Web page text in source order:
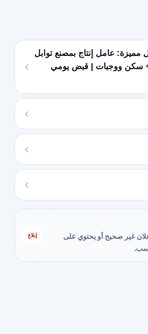
عامل إنتاج بمصنع توابل
أكتوبر | راتب 10750ج + سكن ووجبات | قبض يومي
غير صحيح أو يحتوي على
إبلاغ